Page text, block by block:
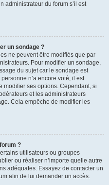
administrateur du forum s’il est
un sondage ?
ne peuvent être modifiés que par
Pour modifier un sondage,
du sujet car le sondage est
n’a encore voté, il est
modifier ses options. Cependant, si
et les administrateurs
Cela empêche de modifier les
?
utilisateurs ou groupes
ou réaliser n’importe quelle autre
adéquates. Essayez de contacter un
afin de lui demander un accès.